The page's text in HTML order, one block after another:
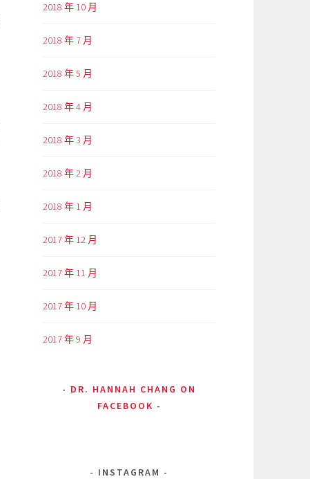
2018 年 10 月
2018 年 7 月
2018 年 5 月
2018 年 4 月
2018 年 3 月
2018 年 2 月
2018 年 1 月
2017 年 12 月
2017 年 11 月
2017 年 10 月
2017 年 9 月
DR. HANNAH CHANG ON
FACEBOOK
INSTAGRAM